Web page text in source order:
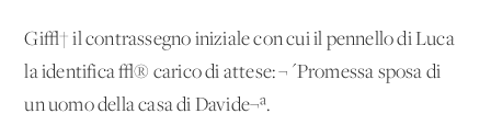
Gi√† il contrassegno iniziale con cui il pennello di Luca
la identifica √® carico di attese: ¬´Promessa sposa di
un uomo della casa di Davide¬ª.